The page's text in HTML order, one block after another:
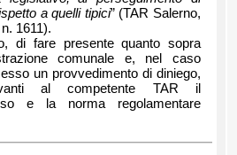
a quelli tipici” (TAR Salerno,
1611).
di fare presente quanto sopra
comunale e, nel caso
un provvedimento di diniego,
al competente TAR il
e la norma regolamentare